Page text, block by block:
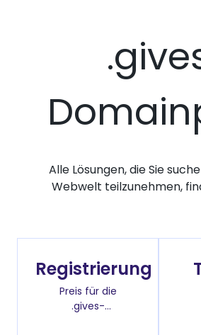
Alle Lösungen, die Sie
Webwelt teilzunehmen,
Registrierung
Preis für die
.gives-